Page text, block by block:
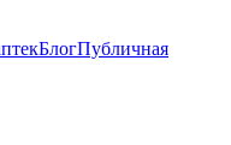
БлогПубличная